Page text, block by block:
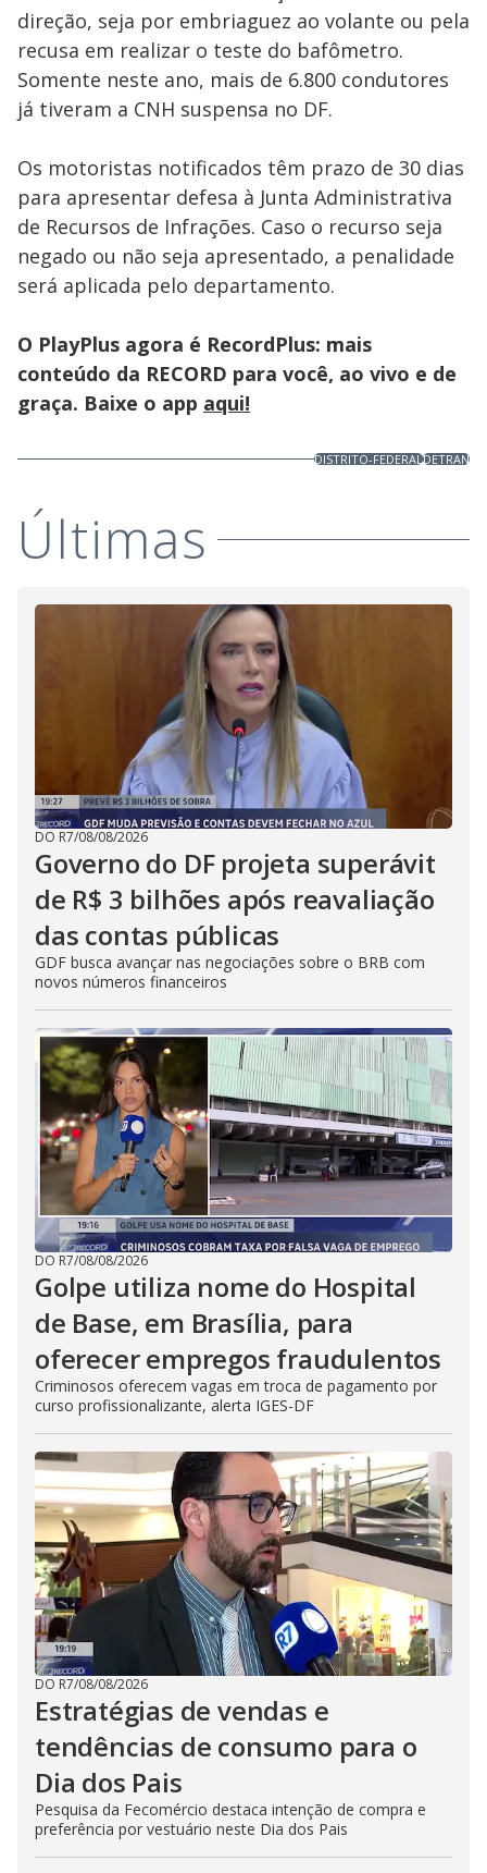
direção, seja por embriaguez ao volante ou pela
recusa em realizar o teste do bafômetro.
Somente neste ano, mais de 6.800 condutores
já tiveram a CNH suspensa no DF.
Os motoristas notificados têm prazo de 30 dias
para apresentar defesa à Junta Administrativa
de Recursos de Infrações. Caso o recurso seja
negado ou não seja apresentado, a penalidade
será aplicada pelo departamento.
O PlayPlus agora é RecordPlus: mais
conteúdo da RECORD para você, ao vivo e de
graça. Baixe o app aqui!
DISTRITO-FEDERALDETRAN
Últimas
DO R7/08/08/2026
Governo do DF projeta superávit
de R$ 3 bilhões após reavaliação
das contas públicas
GDF busca avançar nas negociações sobre o BRB com
novos números financeiros
DO R7/08/08/2026
Golpe utiliza nome do Hospital
de Base, em Brasília, para
oferecer empregos fraudulentos
Criminosos oferecem vagas em troca de pagamento por
curso profissionalizante, alerta IGES-DF
DO R7/08/08/2026
Estratégias de vendas e
tendências de consumo para o
Dia dos Pais
Pesquisa da Fecomércio destaca intenção de compra e
preferência por vestuário neste Dia dos Pais